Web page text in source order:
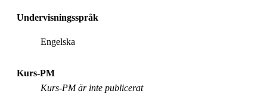
Undervisningsspråk
Engelska
Kurs-PM
Kurs-PM är inte publicerat